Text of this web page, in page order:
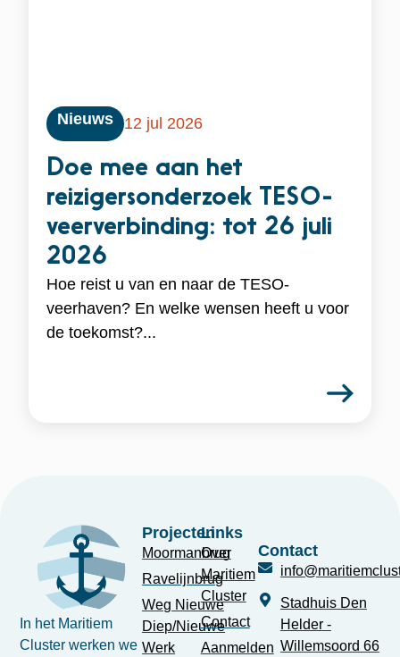
Nieuws 12 jul 2026
Doe mee aan het
reizigersonderzoek TESO-
veerverbinding: tot 26 juli
2026
Hoe reist u van en naar de TESO-
veerhaven? En welke wensen heeft u voor
de toekomst?...
In het Maritiem
Cluster werken we
Contact
Stadhuis Den
Helder -
Willemsoord 66
Projecten
Moormanbrug
Ravelijnbrug
Weg Nieuwe
Diep/Nieuwe
Werk
Links
Over
Maritiem
Cluster
Contact
Aanmelden